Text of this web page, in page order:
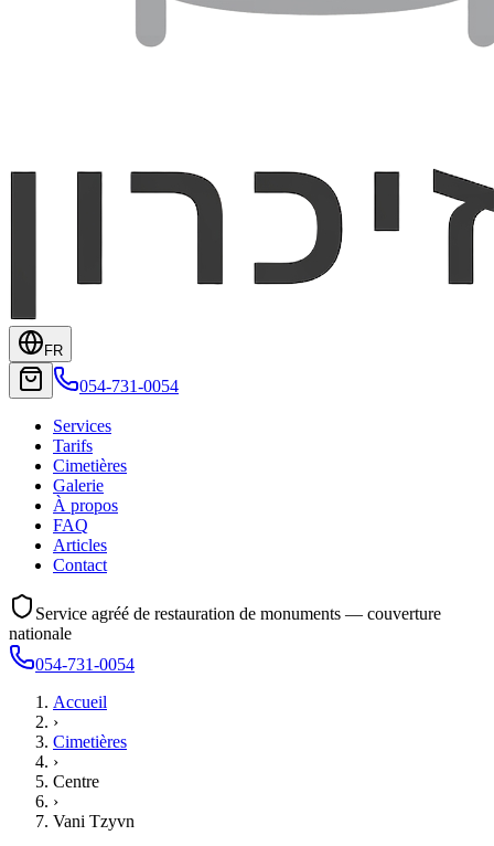
FR
054-731-0054
Services
Tarifs
Cimetières
Galerie
À propos
FAQ
Articles
Contact
Service agréé de restauration de monuments — couverture
nationale
054-731-0054
Accueil
›
Cimetières
›
Centre
›
Vani Tzyvn